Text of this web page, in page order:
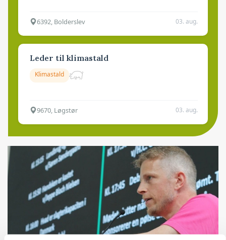
6392, Bolderslev 03. aug.
Leder til klimastald
Klimastald
9670, Løgstør 03. aug.